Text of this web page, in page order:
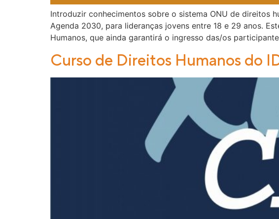
Introduzir conhecimentos sobre o sistema ONU de direitos
Agenda 2030, para lideranças jovens entre 18 e 29 anos.
Humanos, que ainda garantirá o ingresso das/os
Curso de Direitos Humanos do